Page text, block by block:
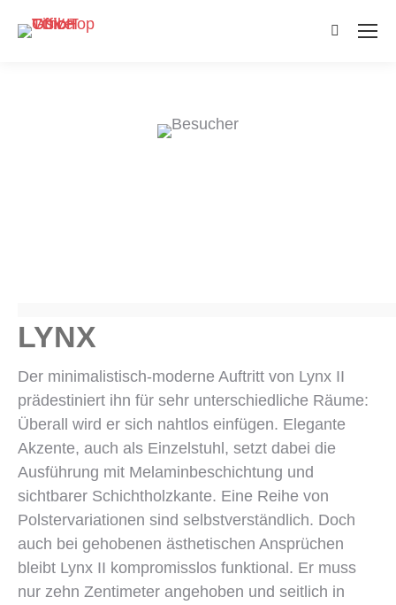
Search:
LYNX
Der minimalistisch-moderne Auftritt von Lynx II
prädestiniert ihn für sehr unterschiedliche Räume:
Überall wird er sich nahtlos einfügen. Elegante
Akzente, auch als Einzelstuhl, setzt dabei die
Ausführung mit Melaminbeschichtung und
sichtbarer Schichtholzkante. Eine Reihe von
Polstervariationen sind selbstverständlich. Doch
auch bei gehobenen ästhetischen Ansprüchen
bleibt Lynx II kompromisslos funktional. Er muss
nur zehn Zentimeter angehoben und seitlich in